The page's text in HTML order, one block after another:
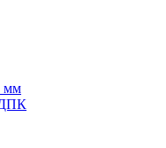
мм
ДПК